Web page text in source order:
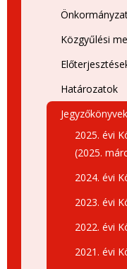
Közgyűlési
Határozatok
Jegyzőkönyvek
2025. évi
(2025.
2024. évi
2023. évi
2022. évi
2021. évi